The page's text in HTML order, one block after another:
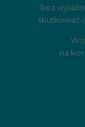
bez
skutkować
W
na